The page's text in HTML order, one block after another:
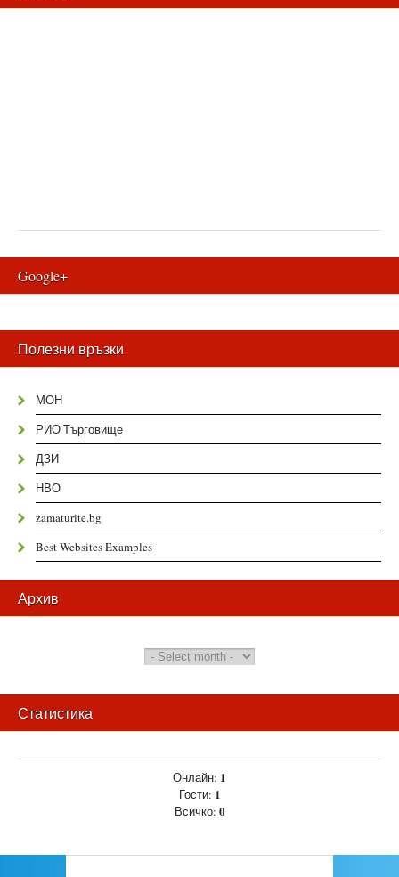
Google+
Полезни връзки
МОН
РИО Търговище
ДЗИ
НВО
zamaturite.bg
Best Websites Examples
Архив
Статистика
Онлайн: 1
Гости: 1
Всичко: 0